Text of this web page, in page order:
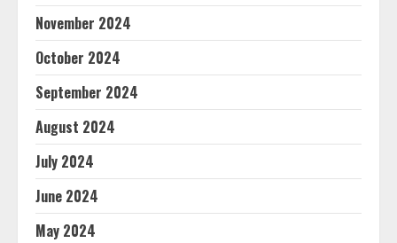
November 2024
October 2024
September 2024
August 2024
July 2024
June 2024
May 2024